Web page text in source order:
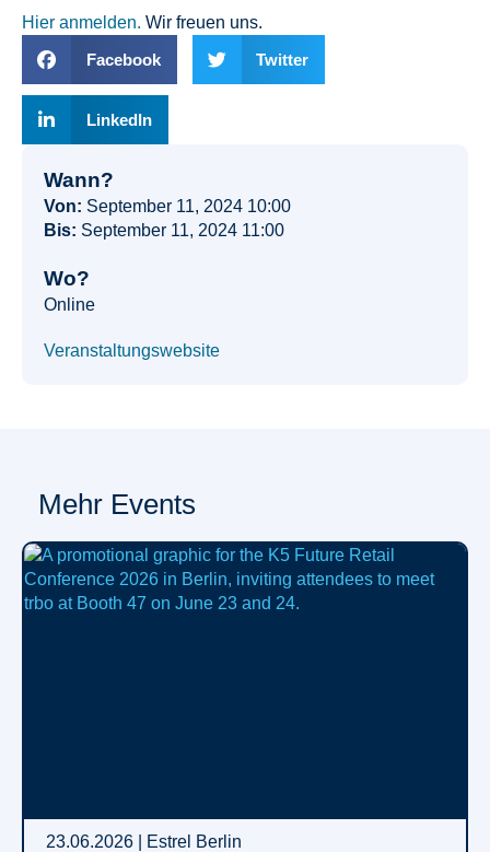
Hier anmelden. Wir freuen uns.
Facebook
Twitter
LinkedIn
Wann?
Von: September 11, 2024 10:00
Bis: September 11, 2024 11:00
Wo?
Online
Veranstaltungswebsite
Mehr Events
23.06.2026 | Estrel Berlin